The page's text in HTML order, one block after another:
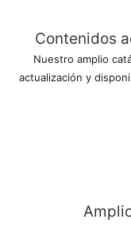
Contenidos
Nuestro amplio
actualización y